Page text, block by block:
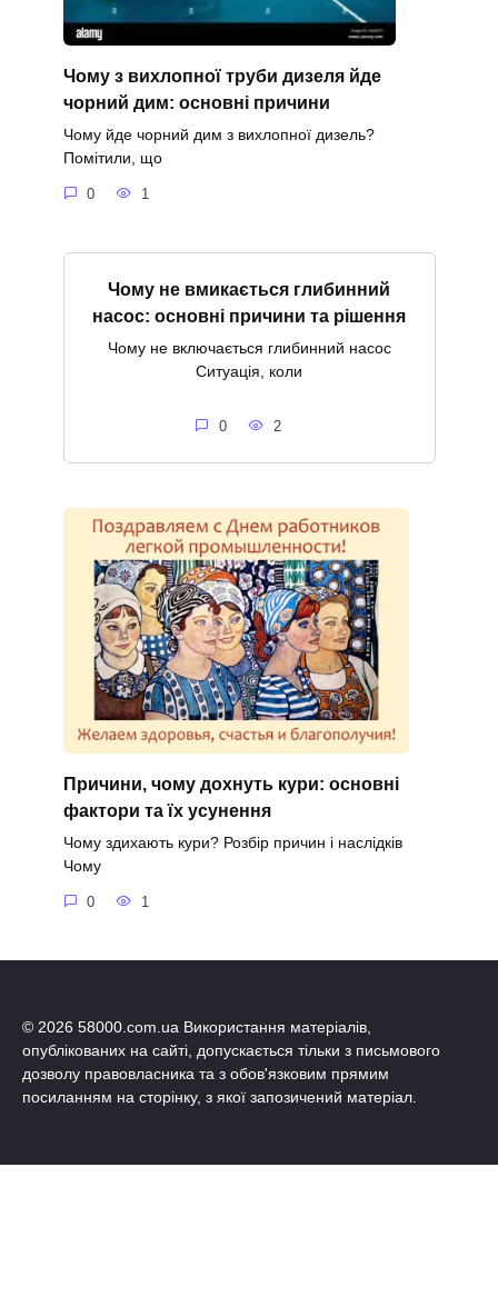
Чому з вихлопної труби дизеля йде
чорний дим: основні причини
Чому йде чорний дим з вихлопної дизель?
Помітили, що
0 1
Чому не вмикається глибинний
насос: основні причини та рішення
Чому не включається глибинний насос
Ситуація, коли
0 2
Причини, чому дохнуть кури: основні
фактори та їх усунення
Чому здихають кури? Розбір причин і наслідків
Чому
0 1
© 2026 58000.com.ua Використання матеріалів,
опублікованих на сайті, допускається тільки з письмового
дозволу правовласника та з обов'язковим прямим
посиланням на сторінку, з якої запозичений матеріал.